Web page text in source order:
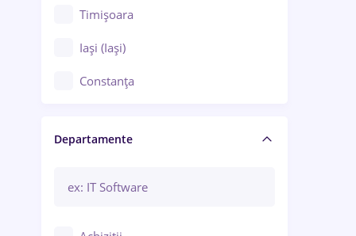
Timișoara
Iași (Iași)
Constanța
Brașov
Bacău
Departamente